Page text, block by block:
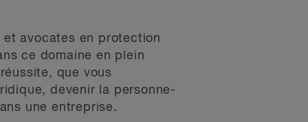
et avocates en protection
ce domaine en plein
que vous
devenir la personne-
une entreprise.